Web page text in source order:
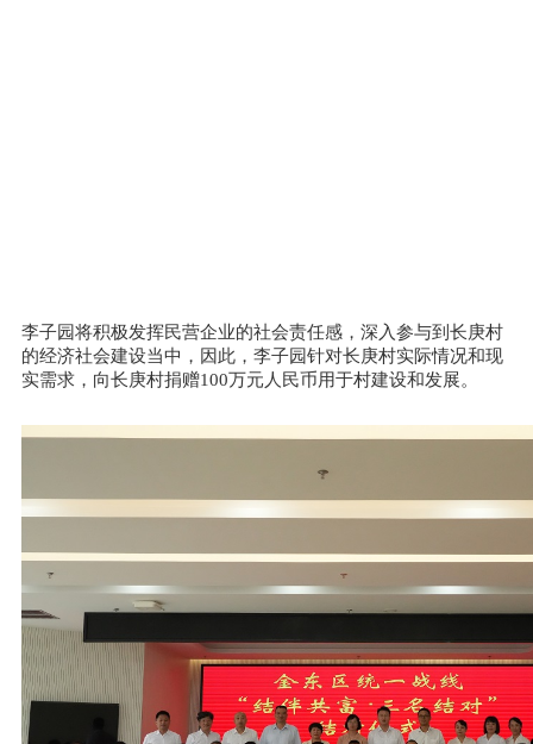
李子园将积极发挥民营企业的社会责任感，深入参与到长庚村
的经济社会建设当中，因此，李子园针对长庚村实际情况和现
实需求，向长庚村捐赠100万元人民币用于村建设和发展。